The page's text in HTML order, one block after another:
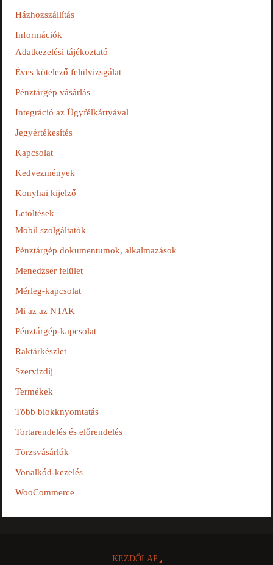
Házhozszállítás
Információk
Adatkezelési tájékoztató
Éves kötelező felülvizsgálat
Pénztárgép vásárlás
Integráció az Ügyfélkártyával
Jegyértékesítés
Kapcsolat
Kedvezmények
Konyhai kijelző
Letöltések
Mobil szolgáltatók
Pénztárgép dokumentumok, alkalmazások
Menedzser felület
Mérleg-kapcsolat
Mi az az NTAK
Pénztárgép-kapcsolat
Raktárkészlet
Szervízdíj
Termékek
Több blokknyomtatás
Tortarendelés és előrendelés
Törzsvásárlók
Vonalkód-kezelés
WooCommerce
KEZDŐLAP